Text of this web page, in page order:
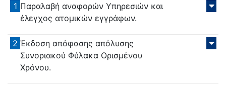
1 Παραλαβή αναφορών Υπηρεσιών και
έλεγχος ατομικών εγγράφων.
2 Έκδοση απόφασης απόλυσης
Συνοριακού Φύλακα Ορισμένου
Χρόνου.